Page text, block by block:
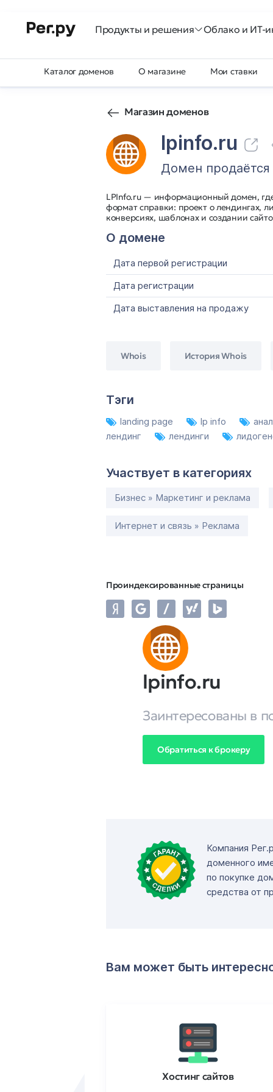
Продукты и решения Облако и ИТ-
Каталог доменов О магазине Мои ставки
Магазин доменов
lpinfo.ru
Домен продаётся
LPInfo.ru — информационный домен,
формат справки: проект о лендингах,
конверсиях, шаблонах и создании
О домене
Дата первой регистрации
Дата регистрации
Дата выставления на продажу
Whois История Whois
Тэги
landing page lp info
лендинг
лендинги
Участвует в категориях
Бизнес » Маркетинг и реклама
Интернет и связь » Реклама
Проиндексированные страницы
lpinfo.ru
Заинтересованы в
Обратиться к брокеру
Компания
доменного
по покупке
средства от
Вам может быть
Хостинг сайтов